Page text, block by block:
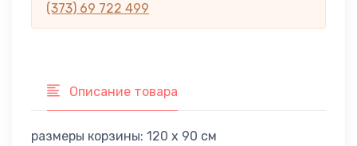
(373) 69 722 499
Описание товара
размеры корзины: 120 x 90 см